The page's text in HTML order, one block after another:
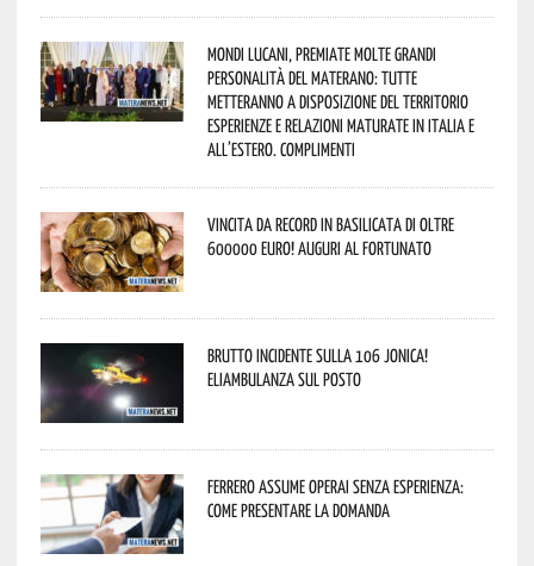
Mondi lucani, premiate molte grandi
personalità del materano: tutte
metteranno a disposizione del territorio
esperienze e relazioni maturate in Italia e
all’estero. Complimenti
Vincita da record in Basilicata di oltre
600000 euro! Auguri al fortunato
Brutto incidente sulla 106 Jonica!
Eliambulanza sul posto
Ferrero assume operai senza esperienza:
come presentare la domanda